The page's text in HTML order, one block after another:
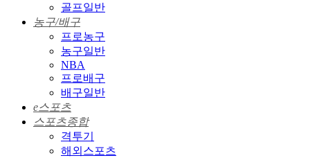
골프일반
농구/배구
프로농구
농구일반
NBA
프로배구
배구일반
e스포츠
스포츠종합
격투기
해외스포츠